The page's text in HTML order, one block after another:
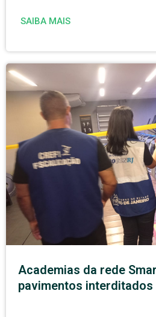
SAIBA MAIS
Academias da rede
pavimentos interditados